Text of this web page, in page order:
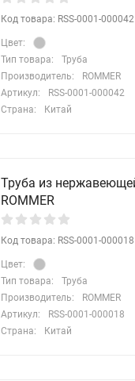
Код товара: RSS-0001-000042
Цвет:
Тип товара:
Труба
Производитель:
ROMMER
Артикул:
RSS-0001-000042
Страна:
Китай
Труба из
ROMMER
Код товара: RSS-0001-000018
Цвет:
Тип товара:
Труба
Производитель:
ROMMER
Артикул:
RSS-0001-000018
Страна:
Китай